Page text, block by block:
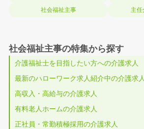
社会福祉主事 主任
社会福祉主事の特集から探す
介護福祉士を目指したい方への介護求人
最新のハローワーク求人紹介中の介護求人
高収入・高給与の介護求人
有料老人ホームの介護求人
正社員・常勤積極採用の介護求人